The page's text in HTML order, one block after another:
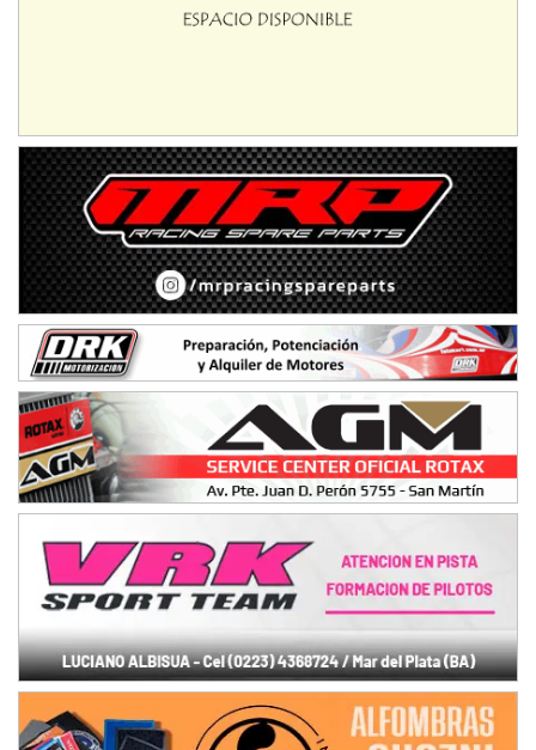
SUR SANTAFESINO - F4
José Samuel Sánchez (Tierra)
Rufino (Santa Fe)
TUCUMANO - F5
Juan Navarro (Asfalto)
El Timbó (Tucumán)